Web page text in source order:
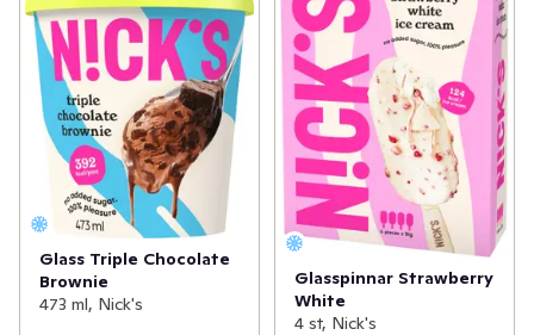
Glass Triple Chocolate
Brownie
473 ml, Nick's
Glasspinnar Strawberry
White
4 st, Nick's